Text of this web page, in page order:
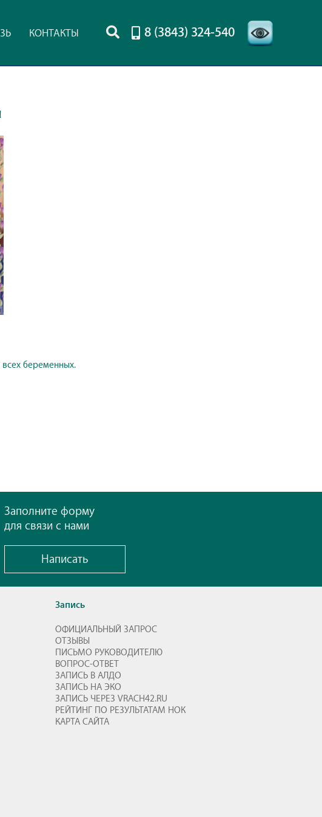
КОНТАКТЫ 8 (3843) 324-540
беременных.
Заполните форму
для связи с нами
Написать
Запись
ОФИЦИАЛЬНЫЙ ЗАПРОС
ОТЗЫВЫ
ПИСЬМО РУКОВОДИТЕЛЮ
ВОПРОС-ОТВЕТ
ЗАПИСЬ В АЛДО
ЗАПИСЬ НА ЭКО
ЗАПИСЬ ЧЕРЕЗ VRACH42.RU
РЕЙТИНГ ПО РЕЗУЛЬТАТАМ НОК
КАРТА САЙТА